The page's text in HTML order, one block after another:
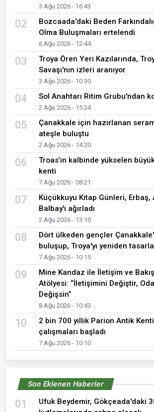
3 Ağu 2026 - 16:43
02
Bozcaada'daki Beden
Olma Buluşmaları ertelendi
6 Ağu 2026 - 12:44
03
Troya Ören Yeri Kazılarında,
Savaşı'nın izleri aranıyor
3 Ağu 2026 - 10:30
04 Sol Anahtarı Ritim Grubu'ndan
2 Ağu 2026 - 15:24
05
Çanakkale için hazırlanan
ateşle buluştu
2 Ağu 2026 - 14:20
06
Troas’ın kalbinde yükselen
kenti
7 Ağu 2026 - 08:21
07
Küçükkuyu Kitap Günleri, Erbaş,
Balbay'ı ağırladı
2 Ağu 2026 - 13:10
08
Dört ülkeden gençler
buluşup, Troya'yı yeniden
7 Ağu 2026 - 10:15
09
Mine Kandaz ile İletişim ve Bakış
Atölyesi: “İletişimini Değiştir,
Değişsin”
8 Ağu 2026 - 10:43
10
2 bin 700 yıllık Parion Antik
çalışmaları başladı
7 Ağu 2026 - 10:10
Son Eklenen Haberler
01
Ufuk Beydemir, Gökçeada'daki